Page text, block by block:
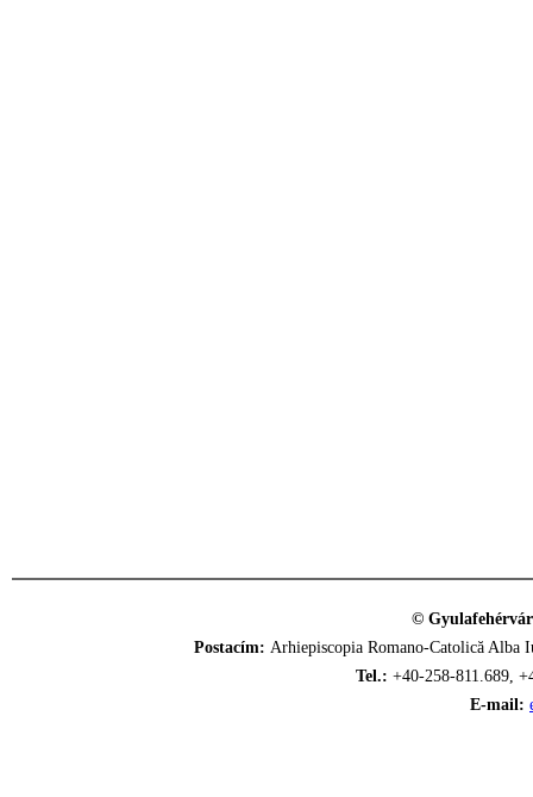
©
Postacím: Arhiepiscopia Romano-Catolică
Tel.: +40-258-811.689,
E-mail: